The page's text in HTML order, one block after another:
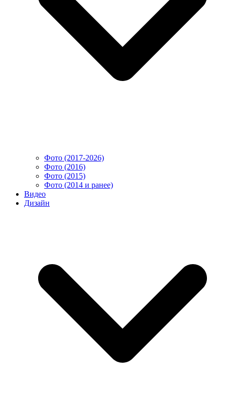
Фото (2017-2026)
Фото (2016)
Фото (2015)
Фото (2014 и ранее)
Видео
Дизайн